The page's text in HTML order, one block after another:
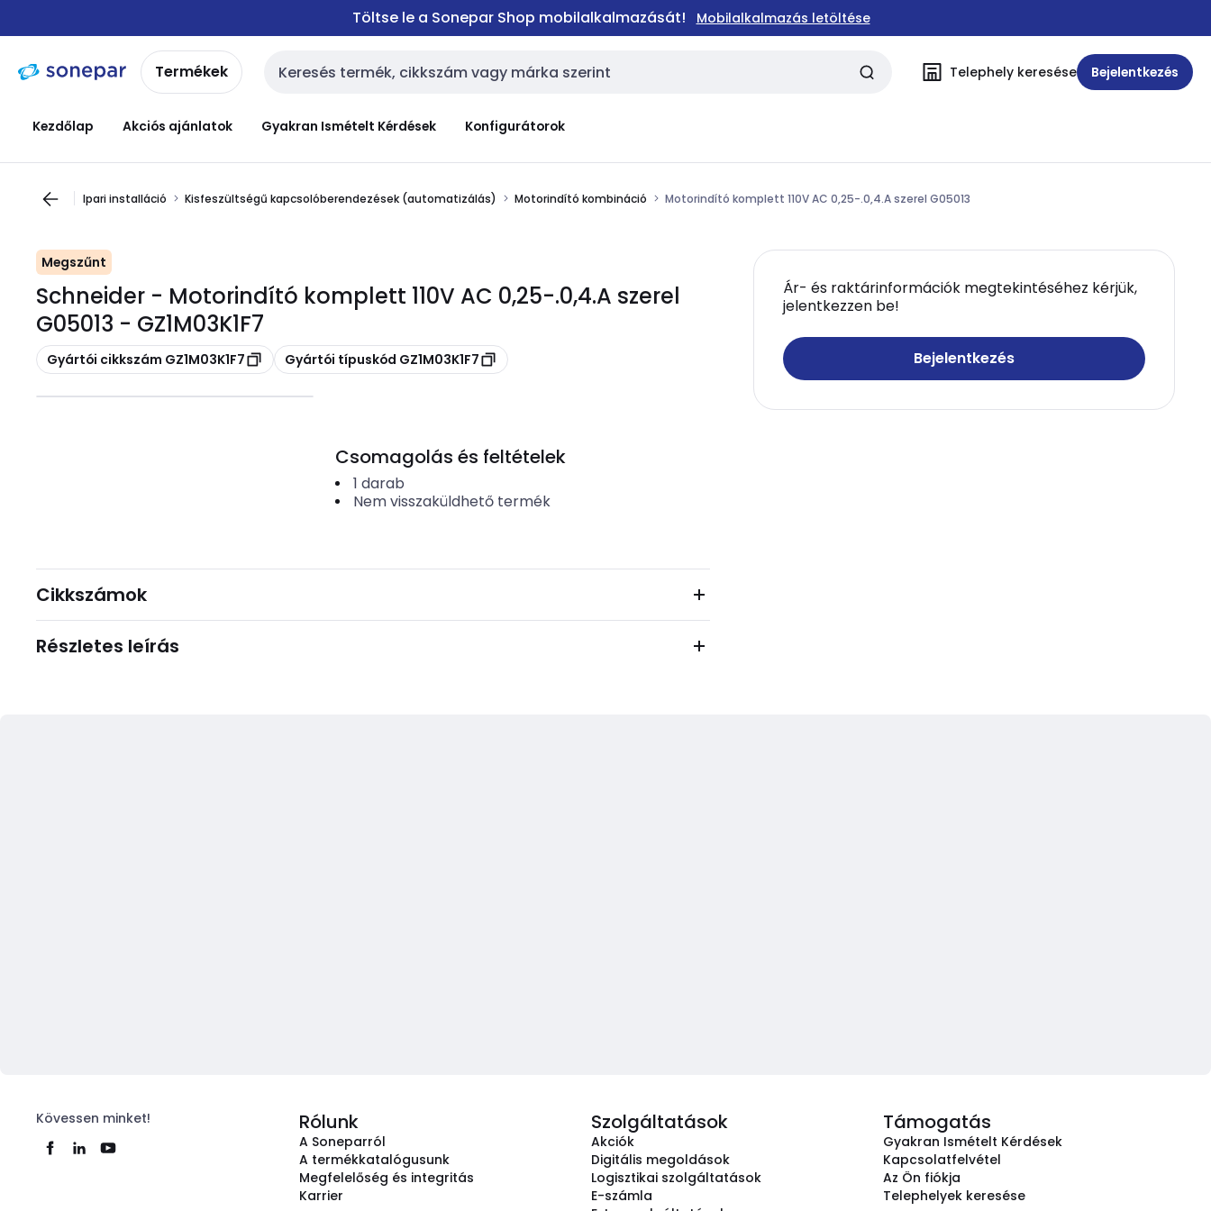
navigációhoztartalomra
Töltse le a Sonepar Shop mobilalkalmazását! Mobilalkalmazás letöltése
Termékek Keresési bemenet Telephely keresése Bejelentkezés
Kezdőlap Akciós ajánlatok Gyakran Ismételt Kérdések Konfigurátorok
Ipari installáció Kisfeszültségű kapcsolóberendezések (automatizálás) Motorindító kombináció Motorindító komplett 110V AC 0,25-.0,4.A szerel G05013
Megszűnt
Schneider - Motorindító komplett 110V AC 0,25-.0,4.A szerel
G05013 - GZ1M03K1F7
Másolás
Gyártói cikkszám GZ1M03K1F7 Másolás
Gyártói típuskód GZ1M03K1F7
Ár- és raktárinformációk megtekintéséhez kérjük,
jelentkezzen be!
Bejelentkezés
Csomagolás és feltételek
1 darab
Nem visszaküldhető termék
Cikkszámok
Részletes leírás
Kövessen minket! Rólunk
A Soneparról
A termékkatalógusunk
Megfelelőség és integritás
Karrier
Szolgáltatások
Akciók
Digitális megoldások
Logisztikai szolgáltatások
E-számla
Támogatás
Gyakran Ismételt Kérdések
Kapcsolatfelvétel
Az Ön fiókja
Telephelyek keresése